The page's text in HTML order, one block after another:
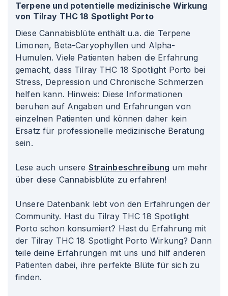
Terpene und potentielle medizinische Wirkung
von Tilray THC 18 Spotlight Porto
Diese Cannabisblüte enthält u.a. die Terpene
Limonen, Beta-Caryophyllen und Alpha-
Humulen. Viele Patienten haben die Erfahrung
gemacht, dass Tilray THC 18 Spotlight Porto bei
Stress, Depression und Chronische Schmerzen
helfen kann. Hinweis: Diese Informationen
beruhen auf Angaben und Erfahrungen von
einzelnen Patienten und können daher kein
Ersatz für professionelle medizinische Beratung
sein.
Lese auch unsere Strainbeschreibung um mehr
über diese Cannabisblüte zu erfahren!
Unsere Datenbank lebt von den Erfahrungen der
Community. Hast du Tilray THC 18 Spotlight
Porto schon konsumiert? Hast du Erfahrung mit
der Tilray THC 18 Spotlight Porto Wirkung? Dann
teile deine Erfahrungen mit uns und hilf anderen
Patienten dabei, ihre perfekte Blüte für sich zu
finden.